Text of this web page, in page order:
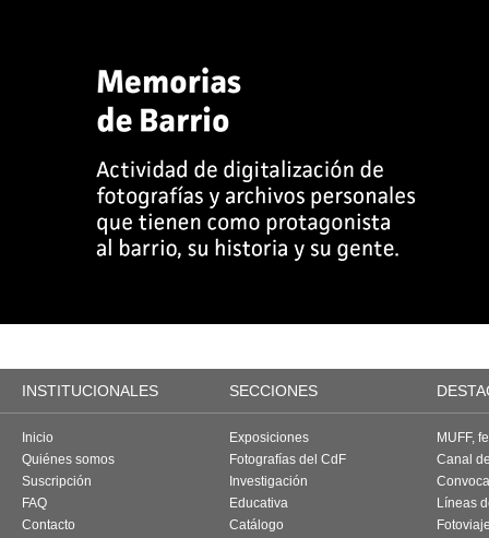
INSTITUCIONALES SECCIONES
Inicio
Quiénes somos
Suscripción
FAQ
Contacto
Exposiciones
Fotografías del CdF
Investigación
Educativa
Catálogo
MUFF,
Canal
Líneas